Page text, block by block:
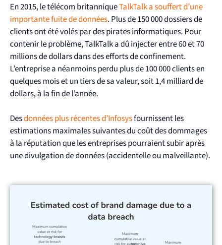
En 2015, le télécom britanniqueTalkTalk a souffert d’une
importante fuite de données. Plus de 150 000 dossiers de
clients ont été volés par des pirates informatiques. Pour
contenir le problème, TalkTalk a dû injecter entre 60 et 70
millions de dollars dans des efforts de confinement.
L’entreprise a néanmoins perdu plus de 100 000 clients en
quelques mois et un tiers de sa valeur, soit 1,4 milliard de
dollars, à la fin de l’année.
Desdonnées plus récentes d’Infosysfournissent les
estimations maximales suivantes du coût des dommages
à la réputation que les entreprises pourraient subir après
une divulgation de données (accidentelle ou malveillante).